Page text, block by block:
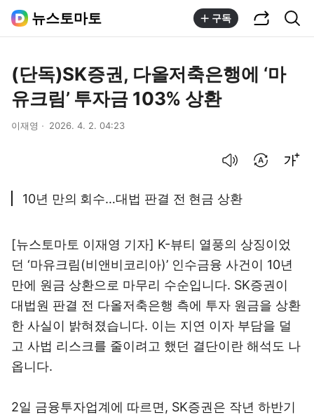
뉴스토마토 구독
(단독)SK증권, 다올저축은행에 ‘마
유크림’ 투자금 103% 상환
이재영 2026. 4. 2. 04:23
10년 만의 회수…대법 판결 전 현금 상환
[뉴스토마토 이재영 기자] K-뷰티 열풍의 상징이었
던 ‘마유크림(비앤비코리아)’ 인수금융 사건이 10년
만에 원금 상환으로 마무리 수순입니다. SK증권이
대법원 판결 전 다올저축은행 측에 투자 원금을 상환
한 사실이 밝혀졌습니다. 이는 지연 이자 부담을 덜
고 사법 리스크를 줄이려고 했던 결단이란 해석도 나
옵니다.
2일 금융투자업계에 따르면, SK증권은 작년 하반기